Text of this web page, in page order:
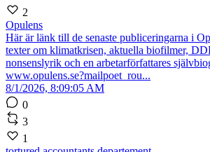
2
Opulens
Här är länk till de senaste publiceringarna i
texter om klimatkrisen, aktuella biofilmer,
nonsenslyrik och en arbetarförfattares
www.opulens.se?mailpoet_rou...
8/1/2026, 8:09:05 AM
0
3
1